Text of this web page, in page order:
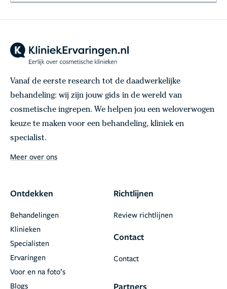
Vanaf de eerste research tot de daadwerkelijke
behandeling: wij zijn jouw gids in de wereld van
cosmetische ingrepen. We helpen jou een weloverwogen
keuze te maken voor een behandeling, kliniek en
specialist.
Meer over ons
Ontdekken
Behandelingen
Klinieken
Specialisten
Ervaringen
Voor en na foto’s
Blogs
Richtlijnen
Review richtlijnen
Contact
Contact
Partners